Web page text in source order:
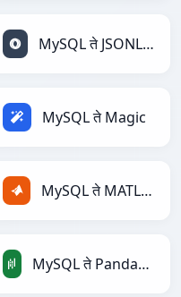
MySQL ते JSONLines
MySQL ते Magic
MySQL ते MATLAB
MySQL ते PandasDataFrame